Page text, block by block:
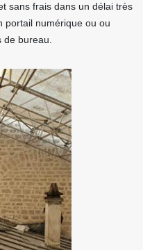
sans frais dans un délai très
portail numérique ou ou
bureau.